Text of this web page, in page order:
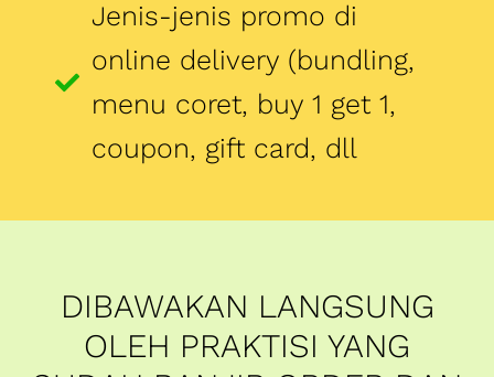
DIBAWAKAN LANGSUNG
OLEH PRAKTISI YANG
PEMAPARAN MATERI DARI
UMUM